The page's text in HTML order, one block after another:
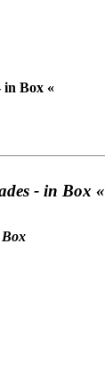
in Box «
- in Box «
Box